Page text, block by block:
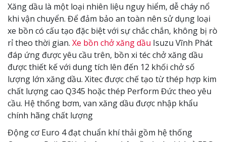
Xăng dầu là một loại nhiên liệu nguy hiểm, dễ cháy nổ
khi vận chuyển. Để đảm bảo an toàn nên sử dụng loại
xe bồn có cấu tạo đặc biệt với sự chắc chắn, không bị rò
rỉ theo thời gian. Xe bồn chở xăng dầu Isuzu Vĩnh Phát
đáp ứng được yêu cầu trên, bồn xi téc chở xăng dầu
được thiết kế với dung tích lên đến 12 khối chở số
lượng lớn xăng dầu. Xitec được chế tạo từ thép hợp kim
chất lượng cao Q345 hoặc thép Perform Đức theo yêu
cầu. Hệ thống bơm, van xăng dầu được nhập khẩu
chính hãng chất lượng
Động cơ Euro 4 đạt chuẩn khí thải gồm hệ thống